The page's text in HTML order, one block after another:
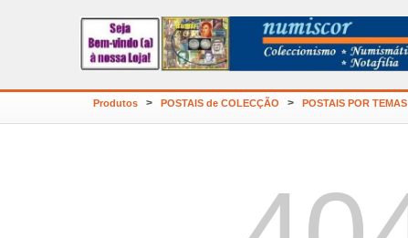
Produtos > POSTAIS de COLECÇÃO > POSTAIS POR TEMAS